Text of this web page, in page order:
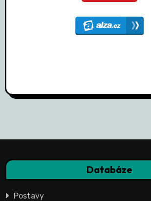
Databáze
Postavy